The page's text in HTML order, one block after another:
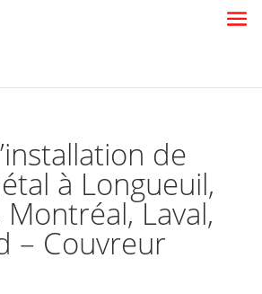
de
à Longueuil,
Montréal, Laval,
– Couvreur